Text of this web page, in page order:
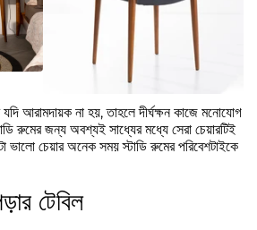
আরামদায়ক না হয়, তাহলে দীর্ঘক্ষন কাজে মনোযোগ
রুমের জন্য অবশ্যই সাধ্যের মধ্যে সেরা চেয়ারটিই
ভালো চেয়ার অনেক সময় স্টাডি রুমের পরিবেশটাইকে
টেবিল